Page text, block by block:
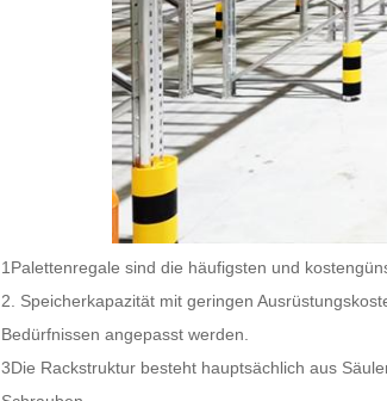
1Palettenregale sind die häufigsten und
2. Speicherkapazität mit geringen
Bedürfnissen angepasst werden.
3Die Rackstruktur besteht hauptsächlich aus